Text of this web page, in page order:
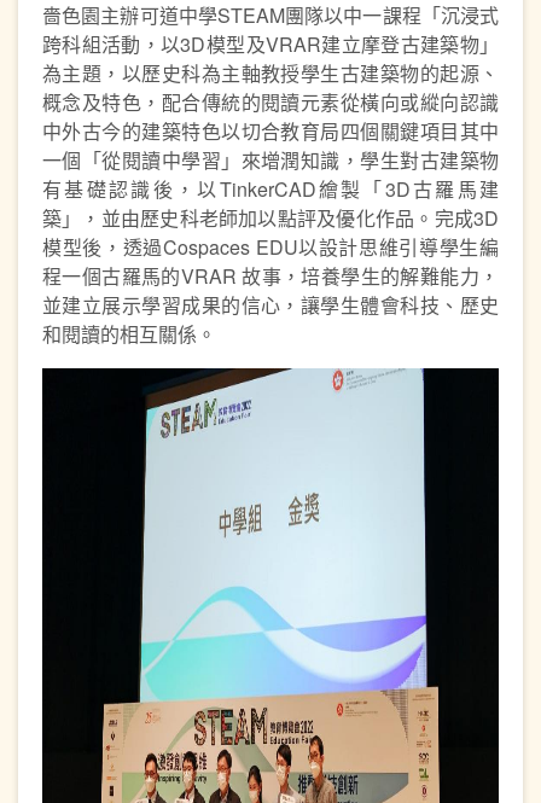
嗇色園主辦可道中學STEAM團隊以中一課程「沉浸式
跨科組活動，以3D模型及VRAR建立摩登古建築物」
為主題，以歷史科為主軸教授學生古建築物的起源、
概念及特色，配合傳統的閱讀元素從橫向或縱向認識
中外古今的建築特色以切合教育局四個關鍵項目其中
一個「從閱讀中學習」來增潤知識，學生對古建築物
有基礎認識後，以TinkerCAD繪製「3D古羅馬建
築」，並由歷史科老師加以點評及優化作品。完成3D
模型後，透過Cospaces EDU以設計思維引導學生編
程一個古羅馬的VRAR 故事，培養學生的解難能力，
並建立展示學習成果的信心，讓學生體會科技、歷史
和閱讀的相互關係。